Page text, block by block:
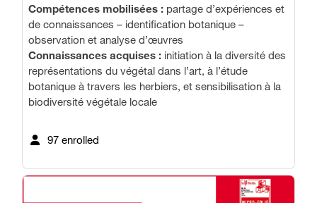
Compétences mobilisées : partage d’expériences et
de connaissances – identification botanique –
observation et analyse d’œuvres
Connaissances acquises : initiation à la diversité des
représentations du végétal dans l’art, à l’étude
botanique à travers les herbiers, et sensibilisation à la
biodiversité végétale locale
97 enrolled